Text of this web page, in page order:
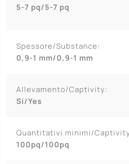
5-7 pq/5-7 pq
Spessore/Substance:
0,9-1 mm/0,9-1 mm
Allevamento/Captivity:
Si/Yes
Quantitativi minimi/
100pq/100pq